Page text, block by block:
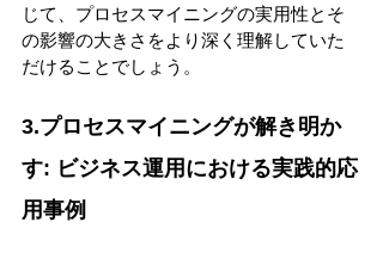
じて、プロセスマイニングの実用性とそ
の影響の大きさをより深く理解していた
だけることでしょう。
3.プロセスマイニングが解き明か
す: ビジネス運用における実践的応
用事例